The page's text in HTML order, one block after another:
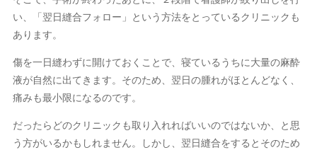
い、「翌日縫合フォロー」という方法をとっているクリニックも
あります。
傷を一日縫わずに開けておくことで、寝ているうちに大量の麻酔
液が自然に出てきます。そのため、翌日の腫れがほとんどなく、
痛みも最小限になるのです。
だったらどのクリニックも取り入れればいいのではないか、と思
う方がいるかもしれません。しかし、翌日縫合をするとそのため